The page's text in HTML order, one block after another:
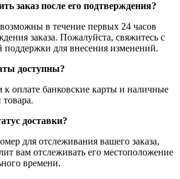
заказ после его подтверждения?
в течение первых 24 часов
заказа. Пожалуйста, свяжитесь с
для внесения изменений.
доступны?
оплате банковские карты и наличные
доставки?
для отслеживания вашего заказа,
вам отслеживать его местоположение
времени.